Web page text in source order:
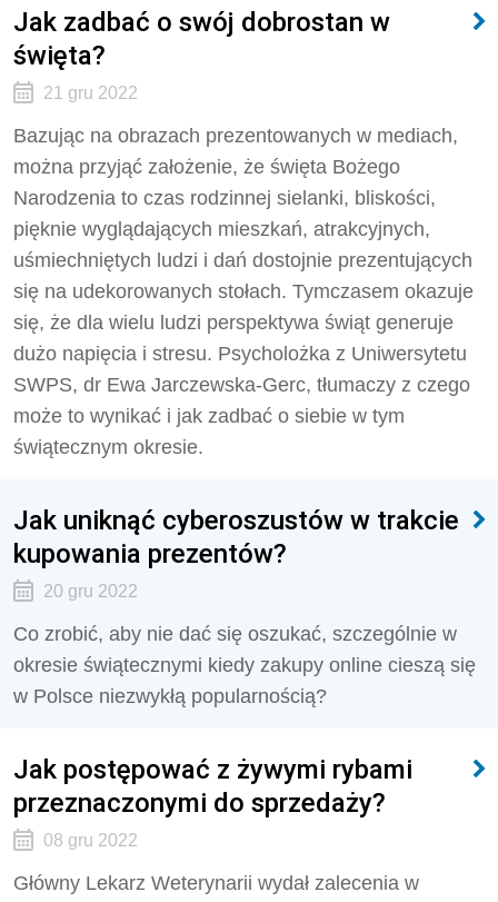
Jak zadbać o swój dobrostan w
święta?
21 gru 2022
Bazując na obrazach prezentowanych w mediach,
można przyjąć założenie, że święta Bożego
Narodzenia to czas rodzinnej sielanki, bliskości,
pięknie wyglądających mieszkań, atrakcyjnych,
uśmiechniętych ludzi i dań dostojnie prezentujących
się na udekorowanych stołach. Tymczasem okazuje
się, że dla wielu ludzi perspektywa świąt generuje
dużo napięcia i stresu. Psycholożka z Uniwersytetu
SWPS, dr Ewa Jarczewska-Gerc, tłumaczy z czego
może to wynikać i jak zadbać o siebie w tym
świątecznym okresie.
Jak uniknąć cyberoszustów w trakcie
kupowania prezentów?
20 gru 2022
Co zrobić, aby nie dać się oszukać, szczególnie w
okresie świątecznymi kiedy zakupy online cieszą się
w Polsce niezwykłą popularnością?
Jak postępować z żywymi rybami
przeznaczonymi do sprzedaży?
08 gru 2022
Główny Lekarz Weterynarii wydał zalecenia w